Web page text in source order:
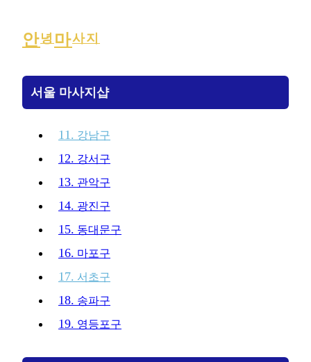
안녕 마사지
서울 마사지샵
11. 강남구
12. 강서구
13. 관악구
14. 광진구
15. 동대문구
16. 마포구
17. 서초구
18. 송파구
19. 영등포구